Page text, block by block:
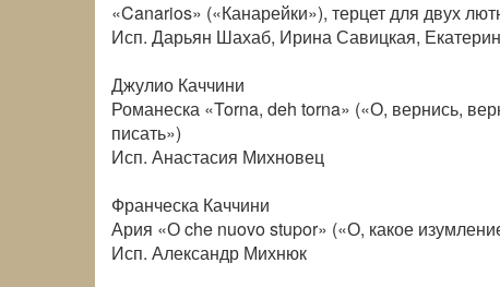
«Canarios» («Канарейки»), терцет для двух
Исп. Дарьян Шахаб, Ирина Савицкая,
Джулио Каччини
Романеска «Torna, deh torna» («О, вернись,
писать»)
Исп. Анастасия Михновец
Франческа Каччини
Ария «О che nuovo stupor» («О, какое
Исп. Александр Михнюк